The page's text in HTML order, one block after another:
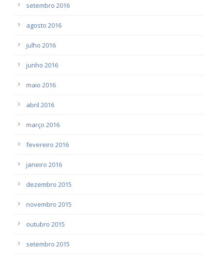
setembro 2016
agosto 2016
julho 2016
junho 2016
maio 2016
abril 2016
março 2016
fevereiro 2016
janeiro 2016
dezembro 2015
novembro 2015
outubro 2015
setembro 2015